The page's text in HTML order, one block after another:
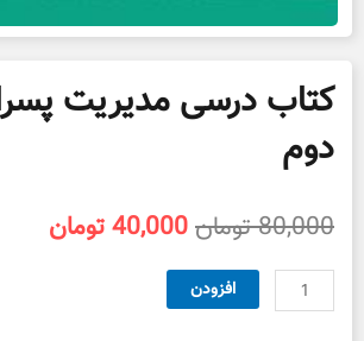
کتاب درسی مدیریت
دوم
80,000تومانقیمت
بود.
40,000تومان
کتاب
درسی
افزودن